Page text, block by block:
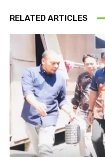
RELATED ARTICLES